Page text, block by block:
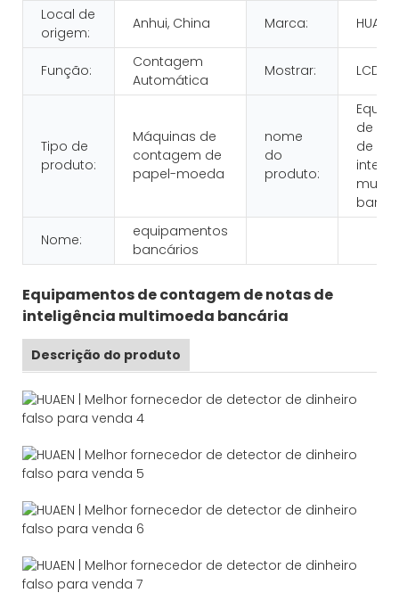
Local de
origem:
Anhui, China Marca: HUAEN
Função:
Contagem
Automática
Mostrar: LCD
Tipo de
produto:
Máquinas de
contagem de
papel-moeda
nome
do
produto:
de
de
Nome:
equipamentos
bancários
Equipamentos de contagem de notas de
inteligência multimoeda bancária
Descrição do produto